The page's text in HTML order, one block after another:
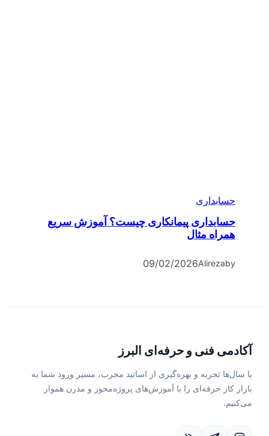
حسابداری
حسابداری پیمانکاری چیست؟ آموزش سریع
همراه مثال
by
Alireza
09/02/2026
آکادمی فنی و حرفه‌ای البرز
با سال‌ها تجربه و بهره‌گیری از اساتید مجرب، مسیر ورود شما به
بازار کار حرفه‌ای را با آموزش‌های پروژه‌محور و مدرن هموار
می‌کنیم.